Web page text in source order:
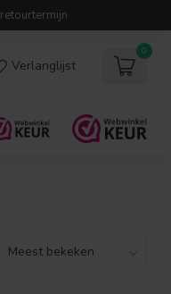
Verlanglijst
0